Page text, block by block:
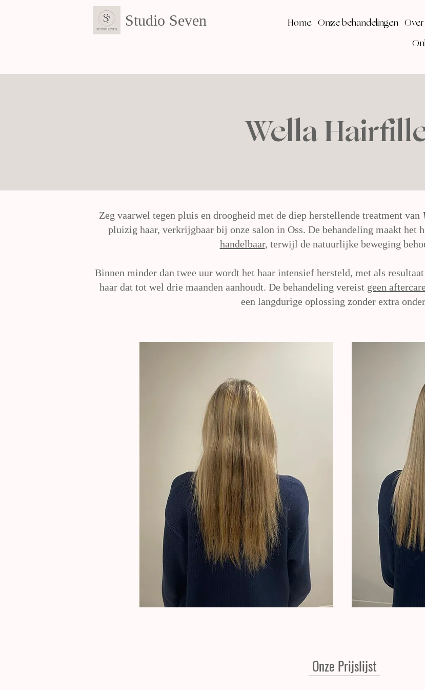
Studio Seven Home Onze behandelingen
Wella
Zeg vaarwel tegen pluis en droogheid met de diep herstellende treatment van
pluizig haar, verkrijgbaar bij onze salon in Oss. De behandeling maakt het
handelbaar, terwijl de natuurlijke beweging
Binnen minder dan twee uur wordt het haar intensief hersteld, met als
haar dat tot wel drie maanden aanhoudt. De behandeling vereist geen aftercare
een langdurige oplossing zonder extra
Onze Prijslijst